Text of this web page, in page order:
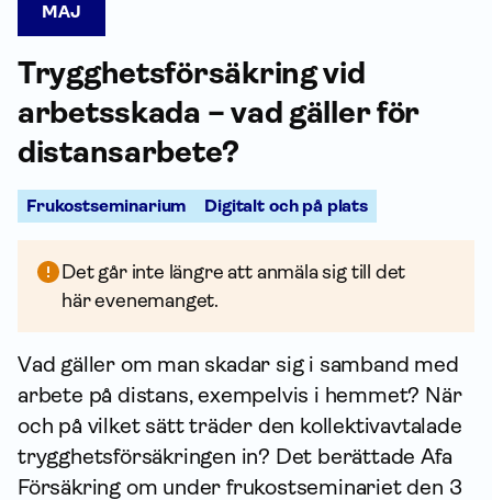
MAJ
Trygghets­försäkring vid
arbetsskada – vad gäller för
distansarbete?
Frukostseminarium Digitalt och på plats
Det går inte längre att anmäla sig till det
här evenemanget.
Vad gäller om man skadar sig i samband med
arbete på distans, exempelvis i hemmet? När
och på vilket sätt träder den kollektiv­avtalade
trygghets­försäkringen in? Det berättade Afa
För­säkring om under frukostseminariet den 3